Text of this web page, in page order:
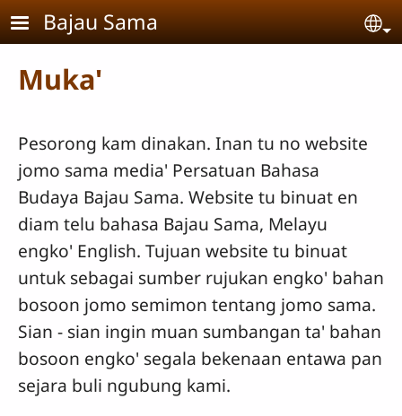
Skip to main content
Bajau Sama
Muka'
Pesorong kam dinakan. Inan tu no website
jomo sama media' Persatuan Bahasa
Budaya Bajau Sama. Website tu binuat en
diam telu bahasa Bajau Sama, Melayu
engko' English. Tujuan website tu binuat
untuk sebagai sumber rujukan engko' bahan
bosoon jomo semimon tentang jomo sama.
Sian - sian ingin muan sumbangan ta' bahan
bosoon engko' segala bekenaan entawa pan
sejara buli ngubung kami.